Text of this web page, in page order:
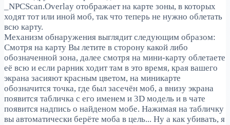
_NPCScan.Overlay отображает на карте зоны, в которых
ходят тот или иной моб, так что теперь не нужно облетать
всю карту.
Механизм обнаружения выглядит следующим образом:
Смотря на карту Вы летите в сторону какой либо
обозначенной зона, далее смотря на мини-карту облетаете
её всю и если рарник ходит там в это время, края вашего
экрана засияют красным цветом, на миникарте
обозначится точка, где был засечён моб, а внизу экрана
появится табличка с его именем и 3D модель и в чате
появится надпись о найденом мобе. Нажимая на табличку
вы автоматически берёте моба в цель... Ну а как убивать, я